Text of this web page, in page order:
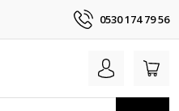
0530 174 79 56